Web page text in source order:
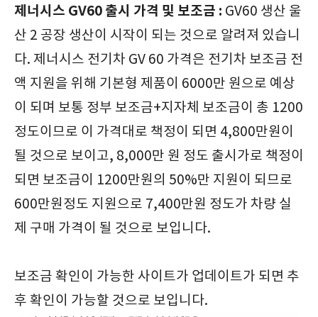
제너시스 GV60 출시 가격 및 보조금 : GV60 생산 울
산 2 공장 생산이 시작이 되는 것으로 알려져 있습니
다. 제너시스 전기차 GV 60 가격은 전기차 보조금 전
액 지원을 위해 기본형 제품이 6000만 원으로 예상
이 되며 보통 정부 보조금+지자체 보조금이 총 1200
정도이므로 이 가격대로 책정이 되면 4,800만원이
될 것으로 보이고, 8,000만 원 정도 출시가로 책정이
되면 보조금이 1200만원의 50%만 지원이 되므로
600만원정도 지원으로 7,400만원 정도가 차량 실
제 구매 가격이 될 것으로 보입니다.
보조금 확인이 가능한 사이트가 업데이트가 되면 추
후 확인이 가능할 것으로 보입니다.